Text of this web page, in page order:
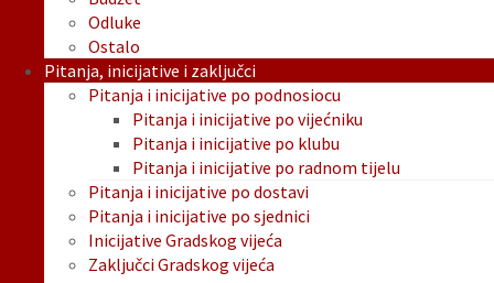
Odluke
Ostalo
Pitanja, inicijative i zaključci
Pitanja i inicijative po podnosiocu
Pitanja i inicijative po vijećniku
Pitanja i inicijative po klubu
Pitanja i inicijative po radnom tijelu
Pitanja i inicijative po dostavi
Pitanja i inicijative po sjednici
Inicijative Gradskog vijeća
Zaključci Gradskog vijeća